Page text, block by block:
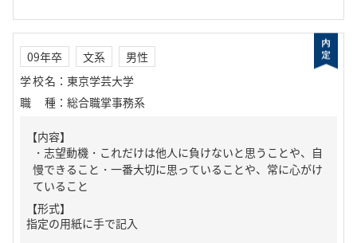
09年卒 文系
男性
学校名 ： 東京学芸大学
職種 ： 総合職掌事務系
【内容】
・志望動機・これだけは他人に負けないと思うことや、自
慢できること・一番大切に思っていることや、常に心がけ
ていること
【形式】
指定の用紙に手で記入